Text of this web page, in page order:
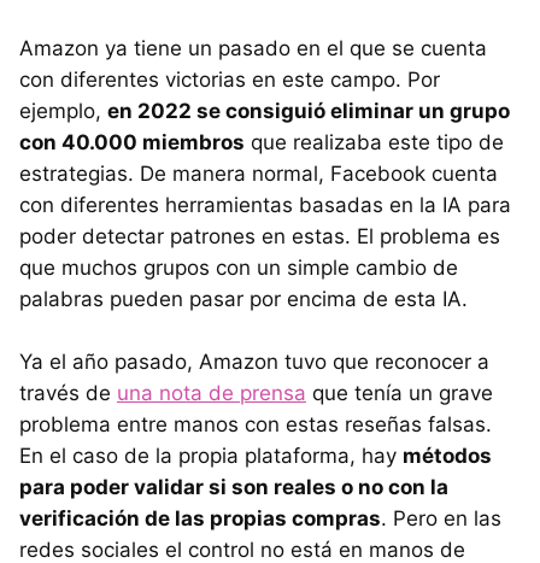
Amazon ya tiene un pasado en el que se cuenta
con diferentes victorias en este campo. Por
ejemplo, en 2022 se consiguió eliminar un grupo
con 40.000 miembros que realizaba este tipo de
estrategias. De manera normal, Facebook cuenta
con diferentes herramientas basadas en la IA para
poder detectar patrones en estas. El problema es
que muchos grupos con un simple cambio de
palabras pueden pasar por encima de esta IA.
Ya el año pasado, Amazon tuvo que reconocer a
través de una nota de prensa que tenía un grave
problema entre manos con estas reseñas falsas.
En el caso de la propia plataforma, hay métodos
para poder validar si son reales o no con la
verificación de las propias compras. Pero en las
redes sociales el control no está en manos de